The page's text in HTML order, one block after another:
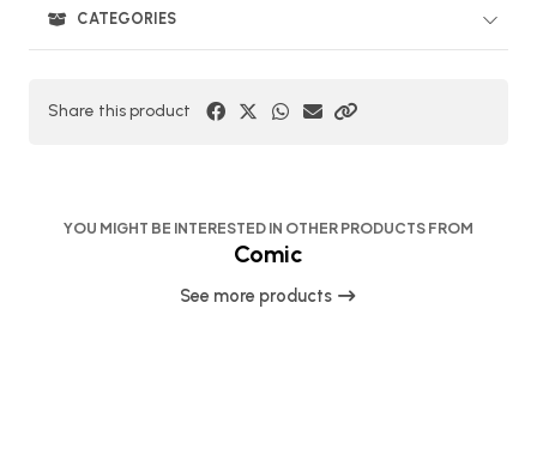
CATEGORIES
Share this product
YOU MIGHT BE INTERESTED IN OTHER PRODUCTS FROM
Comic
See more products